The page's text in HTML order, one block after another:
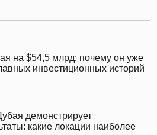
на $54,5 млрд: почему он уже
инвестиционных историй
демонстрирует
какие локации наиболее